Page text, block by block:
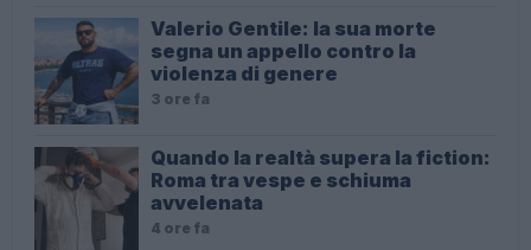
Valerio Gentile: la sua morte
segna un appello contro la
violenza di genere
3 ore fa
Quando la realtà supera la fiction:
Roma tra vespe e schiuma
avvelenata
4 ore fa